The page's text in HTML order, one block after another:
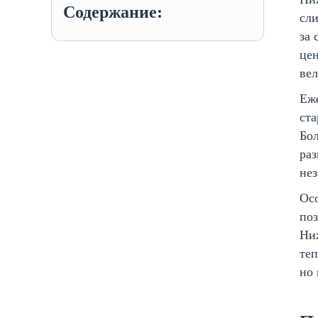
Содержание:
за
но